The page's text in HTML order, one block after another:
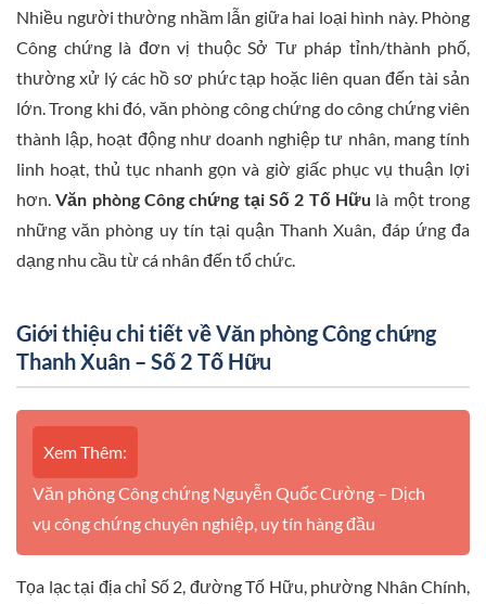
Nhiều người thường nhầm lẫn giữa hai loại hình này. Phòng
Công chứng là đơn vị thuộc Sở Tư pháp tỉnh/thành phố,
thường xử lý các hồ sơ phức tạp hoặc liên quan đến tài sản
lớn. Trong khi đó, văn phòng công chứng do công chứng viên
thành lập, hoạt động như doanh nghiệp tư nhân, mang tính
linh hoạt, thủ tục nhanh gọn và giờ giấc phục vụ thuận lợi
hơn.Văn phòng Công chứng tại Số 2 Tố Hữu là một trong
những văn phòng uy tín tại quận Thanh Xuân, đáp ứng đa
dạng nhu cầu từ cá nhân đến tổ chức.
Giới thiệu chi tiết về Văn phòng Công chứng
Thanh Xuân – Số 2 Tố Hữu
Xem Thêm:
Văn phòng Công chứng Nguyễn Quốc Cường – Dịch
vụ công chứng chuyên nghiệp, uy tín hàng đầu
Tọa lạc tại địa chỉ Số 2, đường Tố Hữu, phường Nhân Chính,